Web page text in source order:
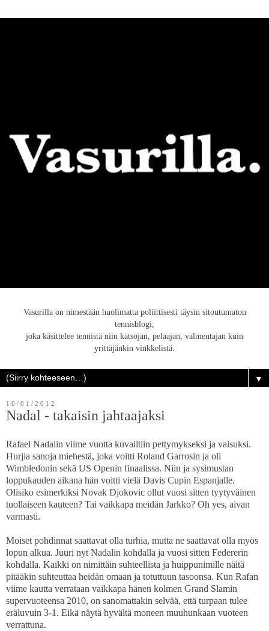
Vasurilla on nimestään huolimatta poliittisesti täysin sitoutumaton
tennisblogi,
joka käsittelee tennistä niin katsojan, pelaajan, valmentajan kuin
yrittäjänkin vinkkelistä.
▼
10/01/2012
Nadal - takaisin jahtaajaksi
Rafael Nadalin viime vuotta kuvailtiin pettymykseksi ja vaisuksi.
Hurjia sanoja miehestä, joka voitti Roland Garrosin ja oli
Wimbledonin sekä US Openin finaalissa. Niin ja sysimustan
loppukauden aikana hän voitti vielä Davis Cupin Espanjalle.
Olisiko esimerkiksi Novak Djokovic ollut vuosi sitten tyytyväinen
tuollaiseen kauteen? Tai vaikkapa meidän Jarkko? Oh yes, aivan
varmasti.
Moiset pohdinnat saattavat olla turhia, mutta ne saattavat olla myös
lopun alkua. Juuri nyt Nadalin kohdalla ja vuosi sitten Federerin
kohdalla. Kaikki on nimittäin suhteellista ja huippunimille näitä
pitääkin suhteuttaa heidän omaan ja totuttuun tasoonsa. Kun Rafan
viime kautta verrataan vaikkapa hänen kolmen Grand Slamin
supervuoteensa 2010, on sanomattakin selvää, että turpaan tulee
eräluvuin 3-1. Eikä näytä hyvältä moneen muuhunkaan vuoteen
verrattuna.